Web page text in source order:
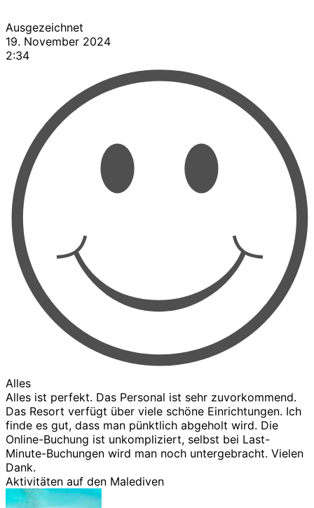
Ausgezeichnet
19. November 2024
2:34
Alles
Alles ist perfekt. Das Personal ist sehr zuvorkommend.
Das Resort verfügt über viele schöne Einrichtungen. Ich
finde es gut, dass man pünktlich abgeholt wird. Die
Online-Buchung ist unkompliziert, selbst bei Last-
Minute-Buchungen wird man noch untergebracht. Vielen
Dank.
Aktivitäten auf den Malediven